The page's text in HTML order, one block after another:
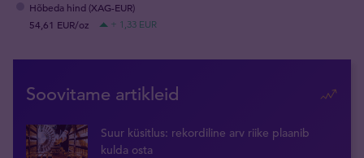
Hõbeda hind (XAG-EUR)
54,61 EUR/oz
+ 1,33 EUR
Soovitame artikleid
Suur küsitlus: rekordiline arv riike plaanib
kulda osta